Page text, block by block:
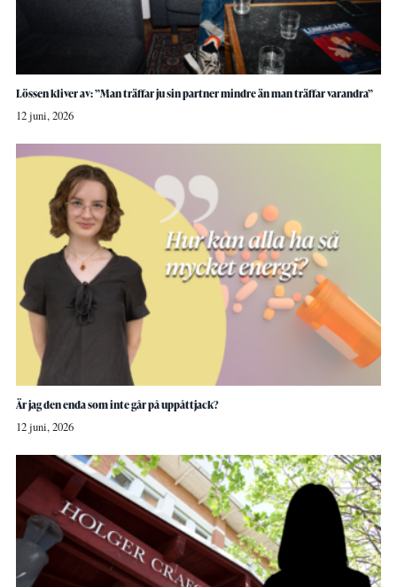
Lössen kliver av: ”Man träffar ju sin partner mindre än man träffar varandra”
12 juni, 2026
Är jag den enda som inte går på uppåttjack?
12 juni, 2026